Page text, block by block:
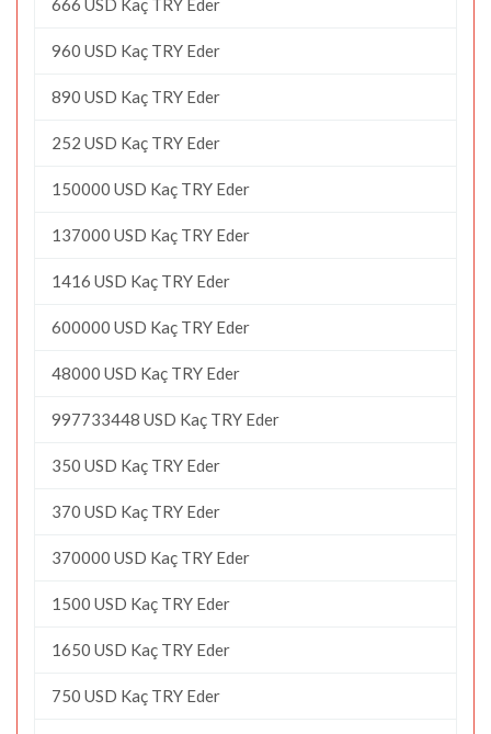
960 USD Kaç TRY Eder
890 USD Kaç TRY Eder
252 USD Kaç TRY Eder
150000 USD Kaç TRY Eder
137000 USD Kaç TRY Eder
1416 USD Kaç TRY Eder
600000 USD Kaç TRY Eder
48000 USD Kaç TRY Eder
997733448 USD Kaç TRY Eder
350 USD Kaç TRY Eder
370 USD Kaç TRY Eder
370000 USD Kaç TRY Eder
1500 USD Kaç TRY Eder
1650 USD Kaç TRY Eder
750 USD Kaç TRY Eder